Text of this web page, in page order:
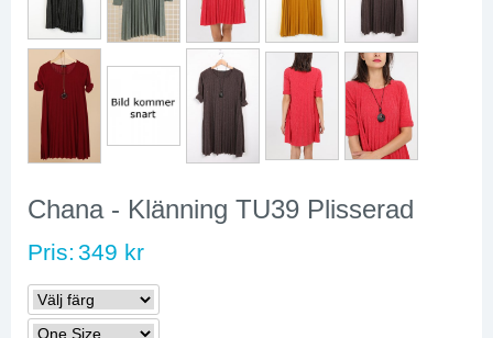
Chana - Klänning TU39 Plisserad
Pris: 349 kr